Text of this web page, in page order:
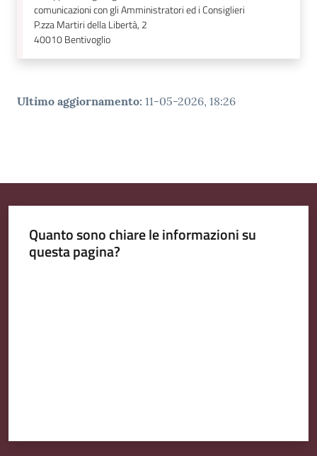
Tutti
argomenti...
comunicazioni con gli Amministratori ed i Consiglieri
P.zza Martiri della Libertà, 2
40010Bentivoglio
Ultimo aggiornamento: 11-05-2026, 18:26
Quanto sono chiare le informazioni su
questa pagina?